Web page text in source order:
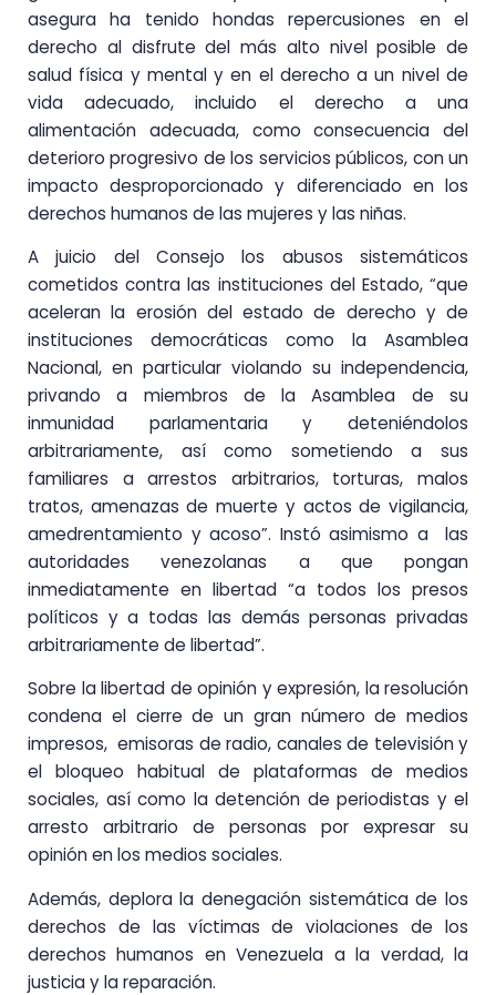
asegura ha tenido hondas repercusiones en el
derecho al disfrute del más alto nivel posible de
salud física y mental y en el derecho a un nivel de
vida adecuado, incluido el derecho a una
alimentación adecuada, como consecuencia del
deterioro progresivo de los servicios públicos, con un
impacto desproporcionado y diferenciado en los
derechos humanos de las mujeres y las niñas.
A juicio del Consejo los abusos sistemáticos
cometidos contra las instituciones del Estado, “que
aceleran la erosión del estado de derecho y de
instituciones democráticas como la Asamblea
Nacional, en particular violando su independencia,
privando a miembros de la Asamblea de su
inmunidad parlamentaria y deteniéndolos
arbitrariamente, así como sometiendo a sus
familiares a arrestos arbitrarios, torturas, malos
tratos, amenazas de muerte y actos de vigilancia,
amedrentamiento y acoso”. Instó asimismo a las
autoridades venezolanas a que pongan
inmediatamente en libertad “a todos los presos
políticos y a todas las demás personas privadas
arbitrariamente de libertad”.
Sobre la libertad de opinión y expresión, la resolución
condena el cierre de un gran número de medios
impresos, emisoras de radio, canales de televisión y
el bloqueo habitual de plataformas de medios
sociales, así como la detención de periodistas y el
arresto arbitrario de personas por expresar su
opinión en los medios sociales.
Además, deplora la denegación sistemática de los
derechos de las víctimas de violaciones de los
derechos humanos en Venezuela a la verdad, la
justicia y la reparación.